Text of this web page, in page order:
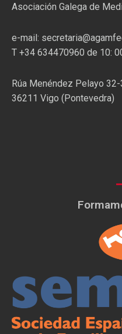
Asociación Galega de
e-mail:
T +34 634470960 de 10:
Rúa Menéndez Pelayo
36211 Vigo (Pontevedra)